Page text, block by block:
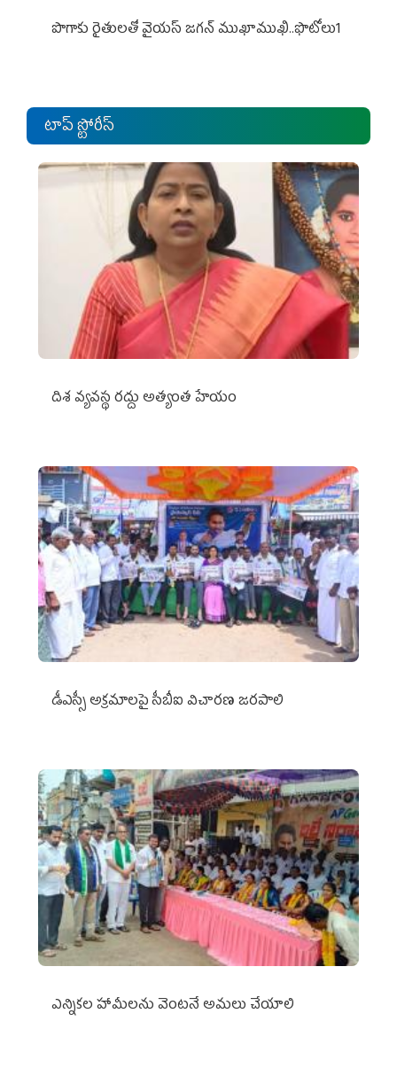
పొగాకు రైతుల‌తో వైయ‌స్ జ‌గ‌న్ ముఖాముఖి..ఫొటోలు1
టాప్ స్టోరీస్
దిశ వ్యవస్థ రద్దు అత్యంత హేయం
డీఎస్సీ అక్రమాలపై సీబీఐ విచారణ జరపాలి
ఎన్నికల హామీలను వెంటనే అమలు చేయాలి